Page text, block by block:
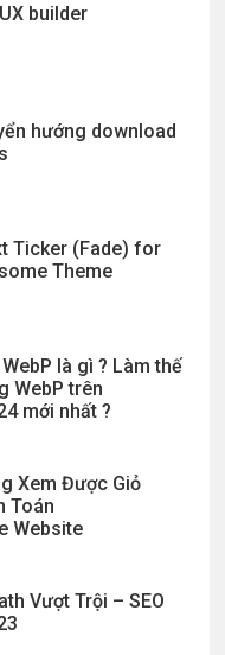
builder
hướng download
Ticker (Fade) for
Theme
là gì ? Làm thế
WebP trên
mới nhất ?
Xem Được Giỏ
Toán
Website
Vượt Trội – SEO